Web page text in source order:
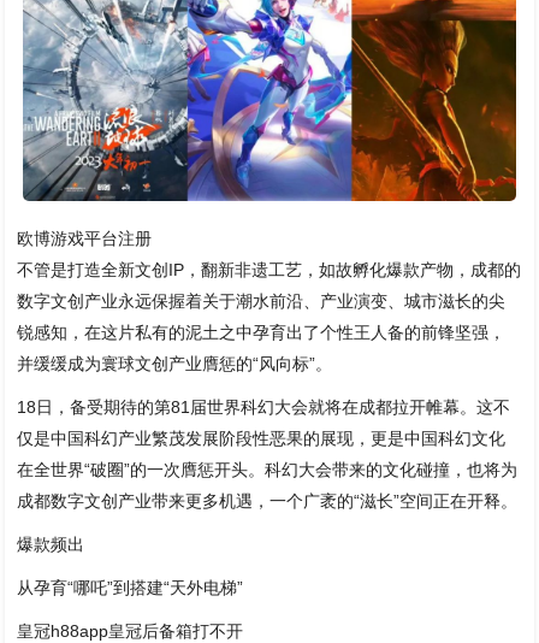
欧博游戏平台注册
不管是打造全新文创IP，翻新非遗工艺，如故孵化爆款产物，成都的
数字文创产业永远保握着关于潮水前沿、产业演变、城市滋长的尖
锐感知，在这片私有的泥土之中孕育出了个性王人备的前锋坚强，
并缓缓成为寰球文创产业膺惩的“风向标”。
18日，备受期待的第81届世界科幻大会就将在成都拉开帷幕。这不
仅是中国科幻产业繁茂发展阶段性恶果的展现，更是中国科幻文化
在全世界“破圈”的一次膺惩开头。科幻大会带来的文化碰撞，也将为
成都数字文创产业带来更多机遇，一个广袤的“滋长”空间正在开释。
爆款频出
从孕育“哪吒”到搭建“天外电梯”
皇冠h88app皇冠后备箱打不开